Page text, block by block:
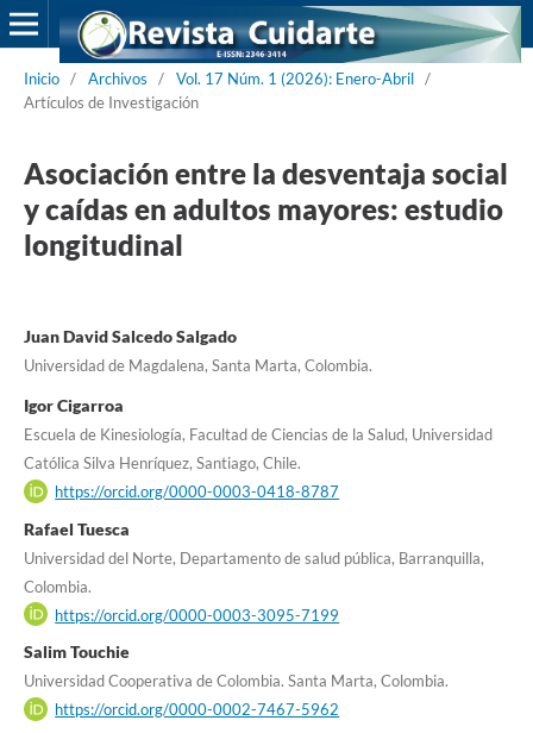
Inicio / Archivos / Vol. 17 Núm. 1 (2026): Enero-Abril /
Artículos de Investigación
Asociación entre la desventaja social
y caídas en adultos mayores: estudio
longitudinal
Juan David Salcedo Salgado
Universidad de Magdalena, Santa Marta, Colombia.
Igor Cigarroa
Escuela de Kinesiología, Facultad de Ciencias de la Salud, Universidad
Católica Silva Henríquez, Santiago, Chile.
https://orcid.org/0000-0003-0418-8787
Rafael Tuesca
Universidad del Norte, Departamento de salud pública, Barranquilla,
Colombia.
https://orcid.org/0000-0003-3095-7199
Salim Touchie
Universidad Cooperativa de Colombia. Santa Marta, Colombia.
https://orcid.org/0000-0002-7467-5962